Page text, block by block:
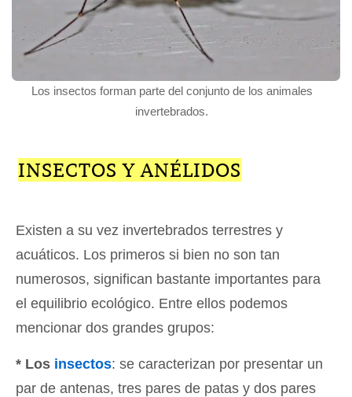
Los insectos forman parte del conjunto de los animales
invertebrados.
INSECTOS Y ANÉLIDOS
Existen a su vez invertebrados terrestres y
acuáticos. Los primeros si bien no son tan
numerosos, significan bastante importantes para
el equilibrio ecológico. Entre ellos podemos
mencionar dos grandes grupos:
* Los insectos: se caracterizan por presentar un
par de antenas, tres pares de patas y dos pares